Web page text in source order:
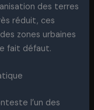
des terres
réduit, ces
zones urbaines
fait défaut.
l’un des